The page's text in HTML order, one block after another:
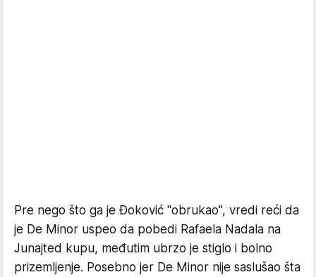
Pre nego što ga je Đoković "obrukao", vredi reći da
je De Minor uspeo da pobedi Rafaela Nadala na
Junajted kupu, međutim ubrzo je stiglo i bolno
prizemljenje. Posebno jer De Minor nije saslušao šta